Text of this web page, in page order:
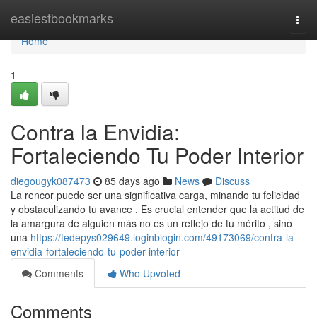
easiestbookmarks
Home
Home
1
Contra la Envidia:
Fortaleciendo Tu Poder Interior
diegougyk087473 85 days ago News
Discuss
La rencor puede ser una significativa carga, minando tu felicidad
y obstaculizando tu avance . Es crucial entender que la actitud de
la amargura de alguien más no es un reflejo de tu mérito , sino
una https://tedepys029649.loginblogin.com/49173069/contra-la-
envidia-fortaleciendo-tu-poder-interior
Comments
Who Upvoted
Comments